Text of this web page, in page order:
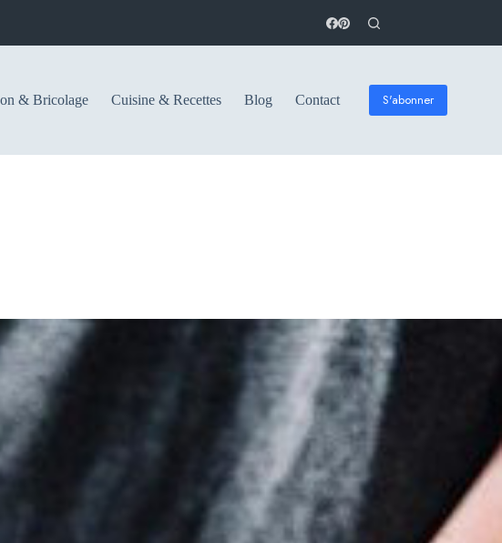
& Bricolage Cuisine & Recettes Blog Contact S'abonner